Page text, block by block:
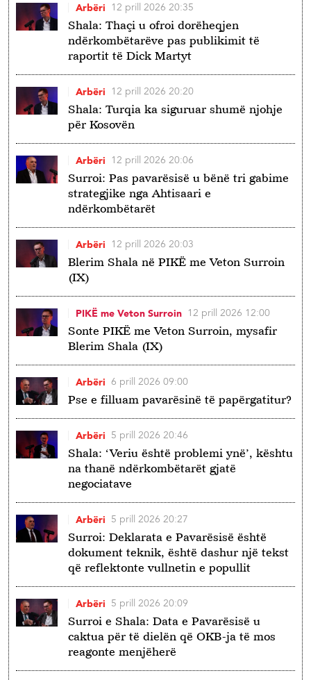
Shala: Thaçi u ofroi dorëheqjen
ndërkombëtarëve pas publikimit të
raportit të Dick Martyt
Arbëri 12 prill 2026 20:35
Shala: Turqia ka siguruar shumë njohje
për Kosovën
Arbëri 12 prill 2026 20:20
Surroi: Pas pavarësisë u bënë tri gabime
strategjike nga Ahtisaari e
ndërkombëtarët
Arbëri 12 prill 2026 20:06
Blerim Shala në PIKË me Veton Surroin
(IX)
Arbëri 12 prill 2026 20:03
Sonte PIKË me Veton Surroin, mysafir
Blerim Shala (IX)
PIKË me Veton Surroin 12 prill 2026 12:00
Pse e filluam pavarësinë të papërgatitur?
Arbëri 6 prill 2026 09:00
Shala: ‘Veriu është problemi ynë’, kështu
na thanë ndërkombëtarët gjatë
negociatave
Arbëri 5 prill 2026 20:46
Surroi: Deklarata e Pavarësisë është
dokument teknik, është dashur një tekst
që reflektonte vullnetin e popullit
Arbëri 5 prill 2026 20:27
Surroi e Shala: Data e Pavarësisë u
caktua për të dielën që OKB-ja të mos
reagonte menjëherë
Arbëri 5 prill 2026 20:09